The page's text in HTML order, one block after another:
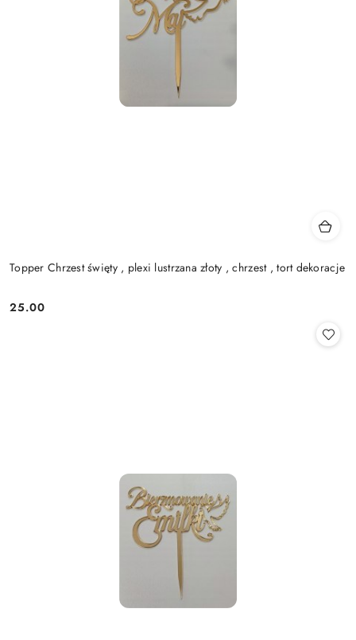
Topper Chrzest święty , plexi lustrzana złoty , chrzest , tort dekoracje
Cena:
25.00